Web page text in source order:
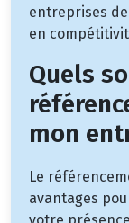
entreprises
en
Quels
mon
Le
avantages